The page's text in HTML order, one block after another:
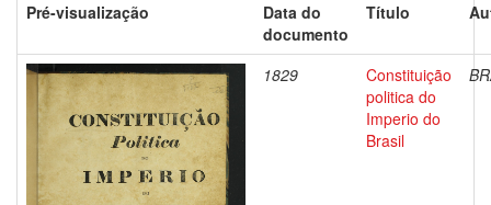
Pré-visualização
Data do
documento
Título
1829
Constituição
politica do
Imperio do
Brasil